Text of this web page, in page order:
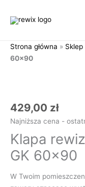
Strona główna » Sklep
60×90
429,00 zł
Najniższa cena -
Klapa
GK 60×90
W Twoim
wodoodporna